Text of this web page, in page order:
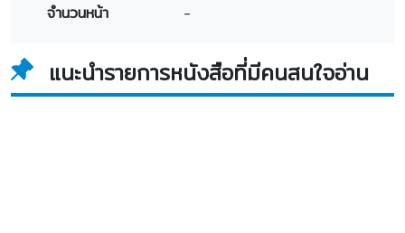
จำนวนหน้า
-
แนะนำรายการหนังสือที่มีคนสนใจอ่าน